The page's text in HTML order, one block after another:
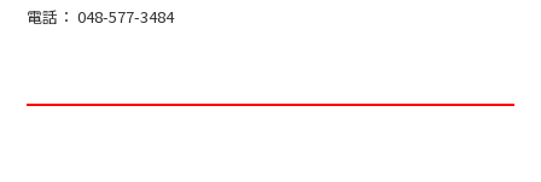
電話： 048-577-3484